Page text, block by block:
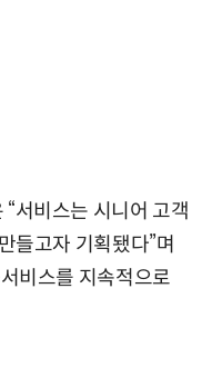
서비스는 시니어 고객
들고자 기획됐다”며
비스를 지속적으로